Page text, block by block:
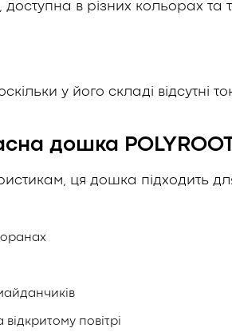
в різних кольорах та
у його складі відсутні
дошка
ця дошка підходить
повітрі